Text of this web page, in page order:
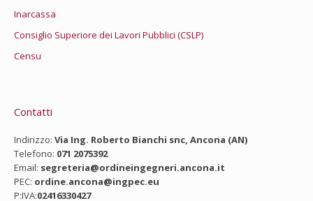
Inarcassa
Consiglio Superiore dei Lavori Pubblici (CSLP)
Censu
Contatti
Indirizzo: Via Ing. Roberto Bianchi snc, Ancona (AN)
Telefono: 071 2075392
Email: segreteria@ordineingegneri.ancona.it
PEC: ordine.ancona@ingpec.eu
P:IVA:02416330427